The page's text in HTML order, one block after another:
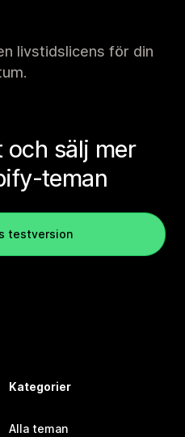
livstidslicens för din
och sälj mer
teman
testversion
Kategorier
Alla teman